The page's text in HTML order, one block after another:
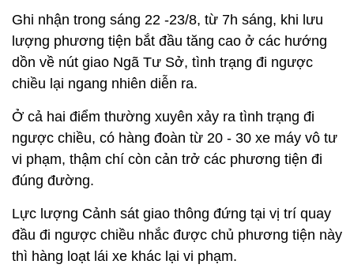
Ghi nhận trong sáng 22 -23/8, từ 7h sáng, khi lưu
lượng phương tiện bắt đầu tăng cao ở các hướng
dồn về nút giao Ngã Tư Sở, tình trạng đi ngược
chiều lại ngang nhiên diễn ra.
Ở cả hai điểm thường xuyên xảy ra tình trạng đi
ngược chiều, có hàng đoàn từ 20 - 30 xe máy vô tư
vi phạm, thậm chí còn cản trở các phương tiện đi
đúng đường.
Lực lượng Cảnh sát giao thông đứng tại vị trí quay
đầu đi ngược chiều nhắc được chủ phương tiện này
thì hàng loạt lái xe khác lại vi phạm.